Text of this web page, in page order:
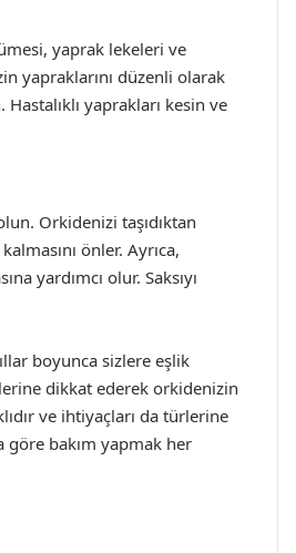
yaprak lekeleri ve
yapraklarını düzenli olarak
yaprakları kesin ve
Orkidenizi taşıdıktan
önler. Ayrıca,
yardımcı olur. Saksıyı
boyunca sizlere eşlik
dikkat ederek orkidenizin
ve ihtiyaçları da türlerine
bakım yapmak her